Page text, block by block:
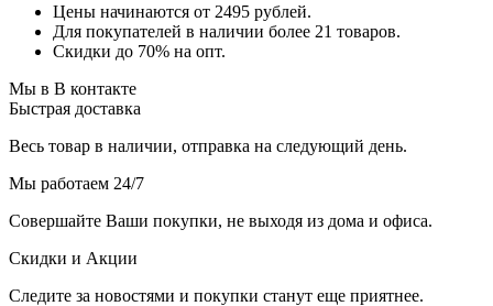
Цены начинаются от 2495 рублей.
Для покупателей в наличии более 21 товаров.
Скидки до 70% на опт.
Мы в В контакте
Быстрая доставка
Весь товар в наличии, отправка на следующий день.
Мы работаем 24/7
Совершайте Ваши покупки, не выходя из дома и офиса.
Скидки и Акции
Следите за новостями и покупки станут еще приятнее.